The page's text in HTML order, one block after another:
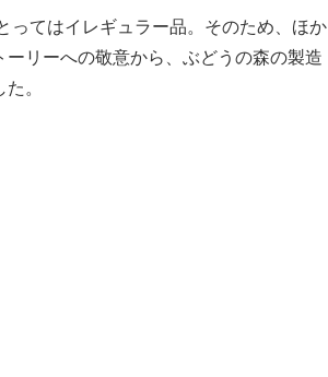
てはイレギュラー品。そのため、ほか
リーへの敬意から、ぶどうの森の製造
。